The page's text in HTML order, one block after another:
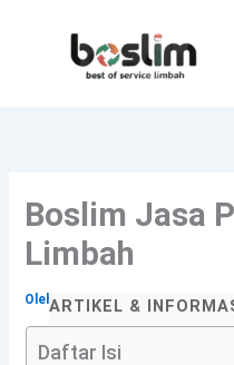
Boslim Jasa
Limbah
Oleh BOSLIM / 14 Januari 2026
ARTIKEL &
Daftar Isi